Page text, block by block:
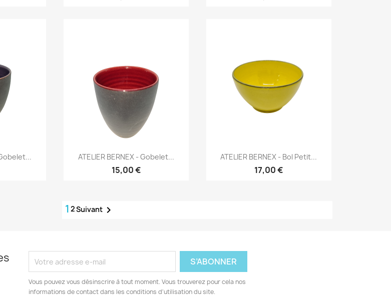
Aperçu rapide
ATELIER BERNEX - Gobelet...
15,00 €
Aperçu rapide
ATELIER BERNEX - Bol Petit...
17,00 €
1 2Suivant
Vous pouvez vous désinscrire à tout moment. Vous trouverez pour cela nos
informations de contact dans les conditions d'utilisation du site.